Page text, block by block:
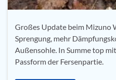
Großes Update beim Mizuno
Sprengung, mehr
Außensohle. In Summe top
Passform der Fersenpartie.